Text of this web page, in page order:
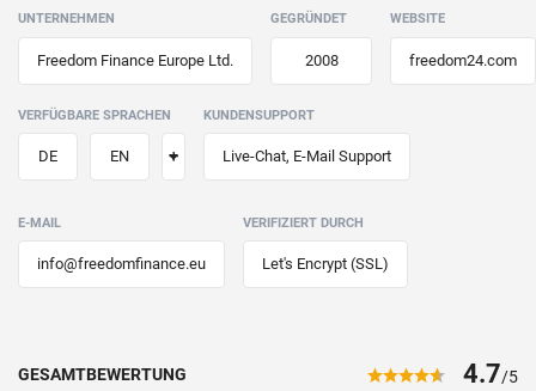
UNTERNEHMEN
Freedom Finance Europe Ltd.
GEGRÜNDET
2008
WEBSITE
freedom24.com
VERFÜGBARE SPRACHEN
DE EN +
KUNDENSUPPORT
Live-Chat, E-Mail Support
E-MAIL
info@freedomfinance.eu
VERIFIZIERT DURCH
Let's Encrypt (SSL)
GESAMTBEWERTUNG 4.7/5